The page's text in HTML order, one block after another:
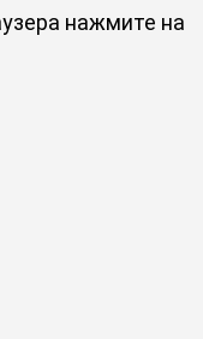
нажмите на